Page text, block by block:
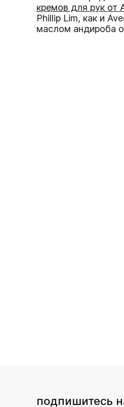
кремов для рук от
Phillip Lim, как и
маслом андироба
подпишитесь